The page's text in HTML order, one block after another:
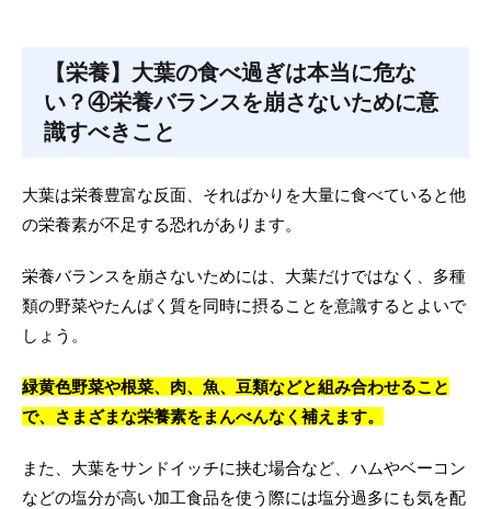
【栄養】大葉の食べ過ぎは本当に危な
い？④栄養バランスを崩さないために意
識すべきこと
大葉は栄養豊富な反面、そればかりを大量に食べていると他
の栄養素が不足する恐れがあります。
栄養バランスを崩さないためには、大葉だけではなく、多種
類の野菜やたんぱく質を同時に摂ることを意識するとよいで
しょう。
緑黄色野菜や根菜、肉、魚、豆類などと組み合わせること
で、さまざまな栄養素をまんべんなく補えます。
また、大葉をサンドイッチに挟む場合など、ハムやベーコン
などの塩分が高い加工食品を使う際には塩分過多にも気を配